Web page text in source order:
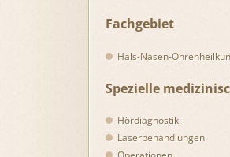
Fachgebiet
Hals-Nasen-
Spezielle
Hördiagnostik
Laserbehandlungen